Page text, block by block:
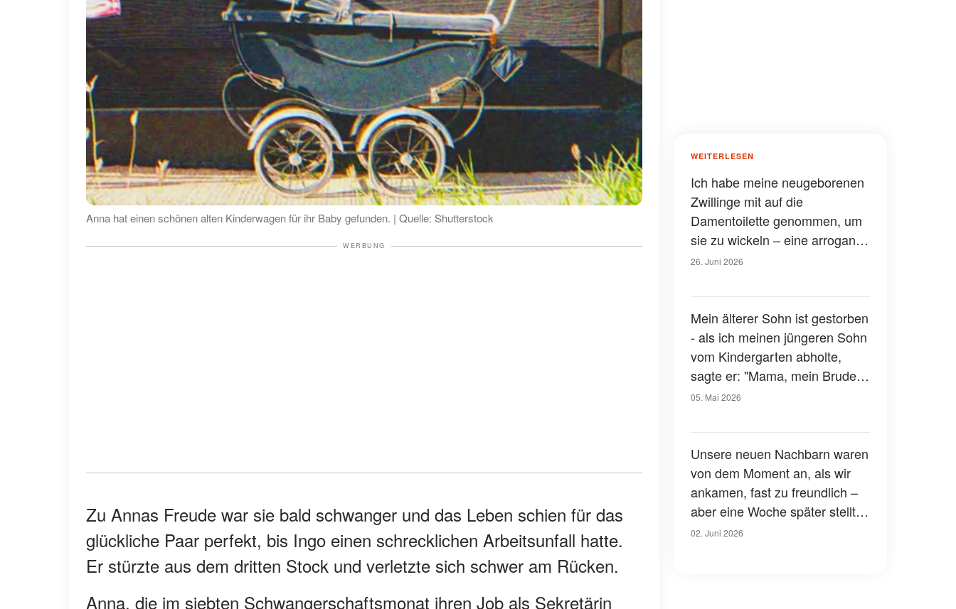
Anna hat einen schönen alten Kinderwagen für ihr Baby gefunden. | Quelle: Shutterstock
WERBUNG
Zu Annas Freude war sie bald schwanger und das Leben schien für das
glückliche Paar perfekt, bis Ingo einen schrecklichen Arbeitsunfall hatte.
Er stürzte aus dem dritten Stock und verletzte sich schwer am Rücken.
Anna, die im siebten Schwangerschaftsmonat ihren Job als Sekretärin
WEITERLESEN
Ich habе meine neugeborenen
Zwillinge mit auf die
Damentoilette genommen, um
sie zu wickeln – eine arrogante
Frau hat den Sicherheitsdienst
26. Juni 2026
Mein älterer Sohn ist gestorben
- als ich meinen jüngeren Sohn
vom Kindergarten abholte,
sagte er: "Mama, mein Bruder
ist zu mir gekommen"
05. Mai 2026
Unsere neuen Nachbarn waren
von dem Moment an, als wir
ankamen, fast zu freundlich –
aber eine Woche später stellte
ich fest, dass meine Familie
02. Juni 2026